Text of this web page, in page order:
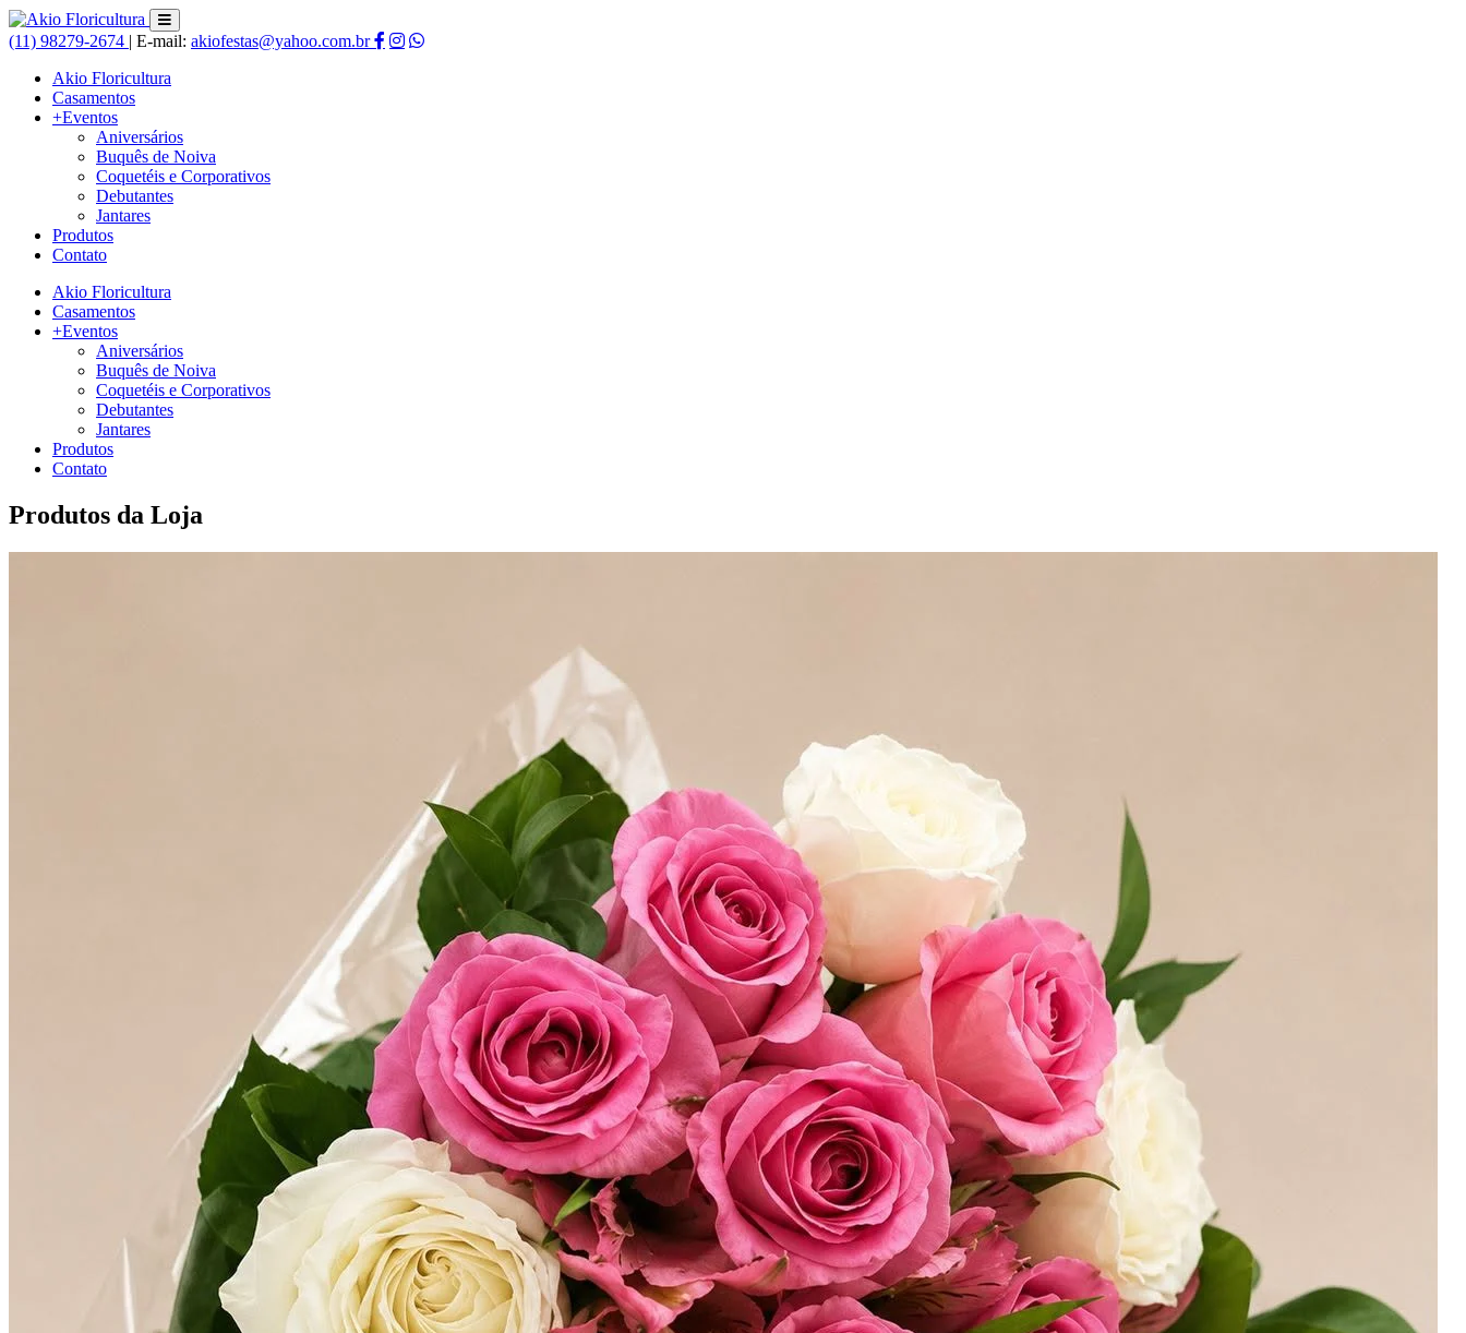
(11) 98279-2674 | E-mail: akiofestas@yahoo.com.br
Akio Floricultura
Casamentos
+Eventos
Aniversários
Buquês de Noiva
Coquetéis e Corporativos
Debutantes
Jantares
Produtos
Contato
Akio Floricultura
Casamentos
+Eventos
Aniversários
Buquês de Noiva
Coquetéis e Corporativos
Debutantes
Jantares
Produtos
Contato
Produtos da Loja